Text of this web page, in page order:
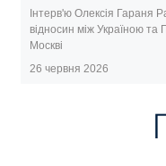
Інтерв'ю Олексія Гараня
відносин між Україною
Москві
26 червня 2026